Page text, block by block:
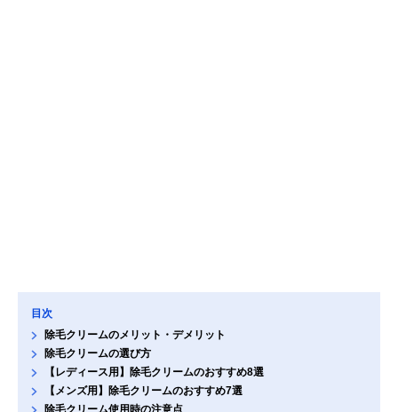
目次
除毛クリームのメリット・デメリット
除毛クリームの選び方
【レディース用】除毛クリームのおすすめ8選
【メンズ用】除毛クリームのおすすめ7選
除毛クリーム使用時の注意点